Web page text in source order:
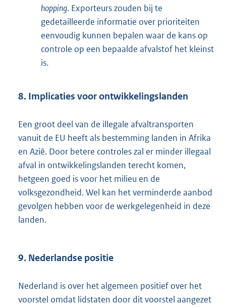
hopping. Exporteurs zouden bij te
gedetailleerde informatie over prioriteiten
eenvoudig kunnen bepalen waar de kans op
controle op een bepaalde afvalstof het kleinst
is.
8. Implicaties voor ontwikkelingslanden
Een groot deel van de illegale afvaltransporten
vanuit de EU heeft als bestemming landen in Afrika
en Azië. Door betere controles zal er minder illegaal
afval in ontwikkelingslanden terecht komen,
hetgeen goed is voor het milieu en de
volksgezondheid. Wel kan het verminderde aanbod
gevolgen hebben voor de werkgelegenheid in deze
landen.
9. Nederlandse positie
Nederland is over het algemeen positief over het
voorstel omdat lidstaten door dit voorstel aangezet